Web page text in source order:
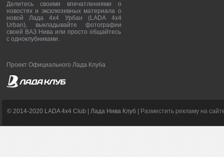
Делитесь своими впечатлениями о
новостях и эксклюзивных материала о
новой Лада 4х4 Урбан (LADA 4x4
Urban), выкладывайте фотографии
своей ВАЗ Нива или просто общайтесь
с одноклубниками.
Проект Официального Лада Клуба
© 2014-2020 LADA 4x4 Club | Лада Нива Клуб | Разместить рекламу на